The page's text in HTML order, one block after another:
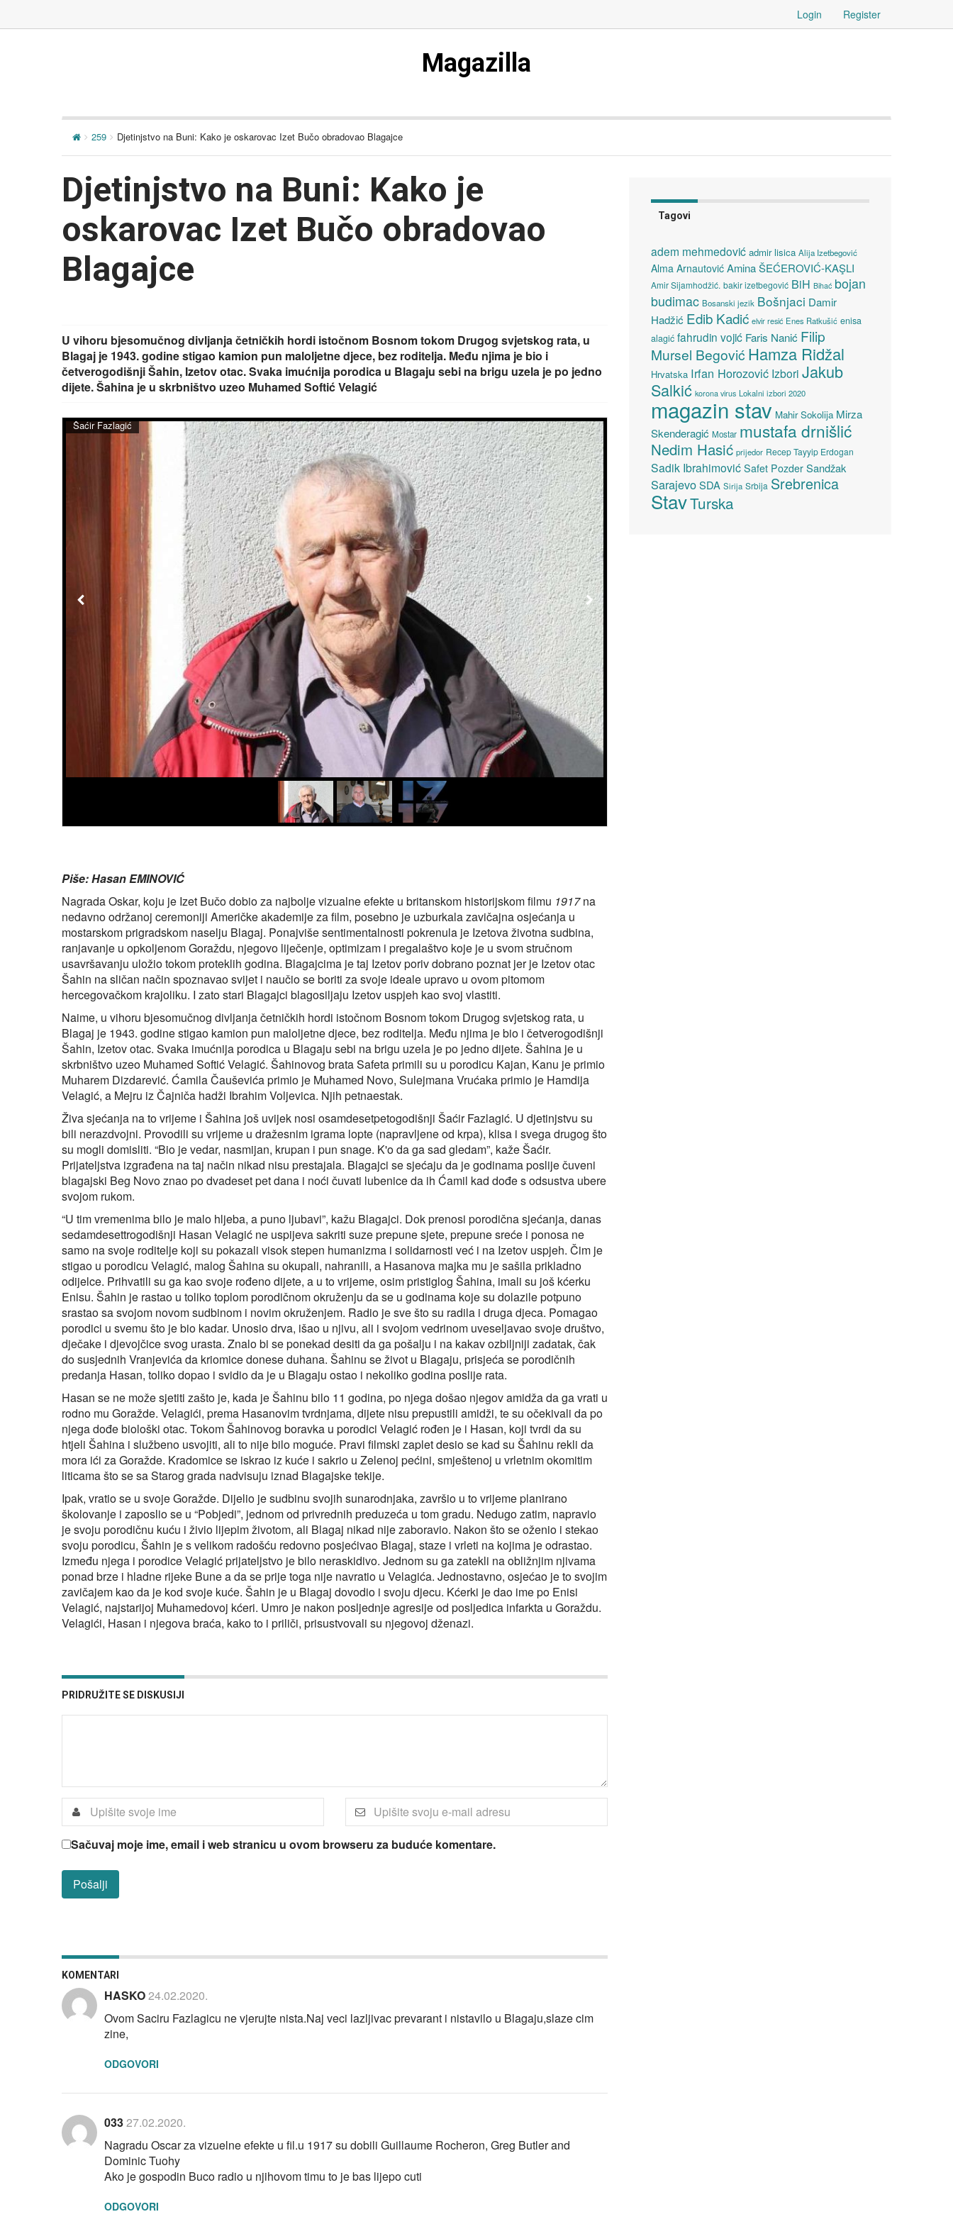
Login Register
Magazilla
259 Djetinjstvo na Buni: Kako je oskarovac Izet Bučo obradovao Blagajce
Djetinjstvo na Buni: Kako je
oskarovac Izet Bučo obradovao
Blagajce
U vihoru bjesomučnog divljanja četničkih hordi istočnom Bosnom tokom Drugog svjetskog rata, u
Blagaj je 1943. godine stigao kamion pun maloljetne djece, bez roditelja. Među njima je bio i
četverogodišnji Šahin, Izetov otac. Svaka imućnija porodica u Blagaju sebi na brigu uzela je po jedno
dijete. Šahina je u skrbništvo uzeo Muhamed Softić Velagić
Šaćir Fazlagić
Piše: Hasan EMINOVIĆ
Nagrada Oskar, koju je Izet Bučo dobio za najbolje vizualne efekte u britanskom historijskom filmu 1917na
nedavno održanoj ceremoniji Američke akademije za film, posebno je uzburkala zavičajna osjećanja u
mostarskom prigradskom naselju Blagaj. Ponajviše sentimentalnosti pokrenula je Izetova životna sudbina,
ranjavanje u opkoljenom Goraždu, njegovo liječenje, optimizam i pregalaštvo koje je u svom stručnom
usavršavanju uložio tokom proteklih godina. Blagajcima je taj Izetov poriv dobrano poznat jer je Izetov otac
Šahin na sličan način spoznavao svijet i naučio se boriti za svoje ideale upravo u ovom pitomom
hercegovačkom krajoliku. I zato stari Blagajci blagosiljaju Izetov uspjeh kao svoj vlastiti.
Naime, u vihoru bjesomučnog divljanja četničkih hordi istočnom Bosnom tokom Drugog svjetskog rata, u
Blagaj je 1943. godine stigao kamion pun maloljetne djece, bez roditelja. Među njima je bio i četverogodišnji
Šahin, Izetov otac. Svaka imućnija porodica u Blagaju sebi na brigu uzela je po jedno dijete. Šahina je u
skrbništvo uzeo Muhamed Softić Velagić. Šahinovog brata Safeta primili su u porodicu Kajan, Kanu je primio
Muharem Dizdarević. Ćamila Čauševića primio je Muhamed Novo, Sulejmana Vrućaka primio je Hamdija
Velagić, a Mejru iz Čajniča hadži Ibrahim Voljevica. Njih petnaestak.
Živa sjećanja na to vrijeme i Šahina još uvijek nosi osamdesetpetogodišnji Šaćir Fazlagić. U djetinjstvu su
bili nerazdvojni. Provodili su vrijeme u dražesnim igrama lopte (napravljene od krpa), klisa i svega drugog što
su mogli domisliti. “Bio je vedar, nasmijan, krupan i pun snage. K'o da ga sad gledam”, kaže Šaćir.
Prijateljstva izgrađena na taj način nikad nisu prestajala. Blagajci se sjećaju da je godinama poslije čuveni
blagajski Beg Novo znao po dvadeset pet dana i noći čuvati lubenice da ih Ćamil kad dođe s odsustva ubere
svojom rukom.
“U tim vremenima bilo je malo hljeba, a puno ljubavi”, kažu Blagajci. Dok prenosi porodična sjećanja, danas
sedamdesettrogodišnji Hasan Velagić ne uspijeva sakriti suze prepune sjete, prepune sreće i ponosa ne
samo na svoje roditelje koji su pokazali visok stepen humanizma i solidarnosti već i na Izetov uspjeh. Čim je
stigao u porodicu Velagić, malog Šahina su okupali, nahranili, a Hasanova majka mu je sašila prikladno
odijelce. Prihvatili su ga kao svoje rođeno dijete, a u to vrijeme, osim pristiglog Šahina, imali su još kćerku
Enisu. Šahin je rastao u toliko toplom porodičnom okruženju da se u godinama koje su dolazile potpuno
srastao sa svojom novom sudbinom i novim okruženjem. Radio je sve što su radila i druga djeca. Pomagao
porodici u svemu što je bio kadar. Unosio drva, išao u njivu, ali i svojom vedrinom uveseljavao svoje društvo,
dječake i djevojčice svog urasta. Znalo bi se ponekad desiti da ga pošalju i na kakav ozbiljniji zadatak, čak
do susjednih Vranjevića da kriomice donese duhana. Šahinu se život u Blagaju, prisjeća se porodičnih
predanja Hasan, toliko dopao i svidio da je u Blagaju ostao i nekoliko godina poslije rata.
Hasan se ne može sjetiti zašto je, kada je Šahinu bilo 11 godina, po njega došao njegov amidža da ga vrati u
rodno mu Goražde. Velagići, prema Hasanovim tvrdnjama, dijete nisu prepustili amidži, te su očekivali da po
njega dođe biološki otac. Tokom Šahinovog boravka u porodici Velagić rođen je i Hasan, koji tvrdi da su
htjeli Šahina i službeno usvojiti, ali to nije bilo moguće. Pravi filmski zaplet desio se kad su Šahinu rekli da
mora ići za Goražde. Kradomice se iskrao iz kuće i sakrio u Zelenoj pećini, smještenoj u vrletnim okomitim
liticama što se sa Starog grada nadvisuju iznad Blagajske tekije.
Ipak, vratio se u svoje Goražde. Dijelio je sudbinu svojih sunarodnjaka, završio u to vrijeme planirano
školovanje i zaposlio se u “Pobjedi”, jednom od privrednih preduzeća u tom gradu. Nedugo zatim, napravio
je svoju porodičnu kuću i živio lijepim životom, ali Blagaj nikad nije zaboravio. Nakon što se oženio i stekao
svoju porodicu, Šahin je s velikom radošću redovno posjećivao Blagaj, staze i vrleti na kojima je odrastao.
Između njega i porodice Velagić prijateljstvo je bilo neraskidivo. Jednom su ga zatekli na obližnjim njivama
ponad brze i hladne rijeke Bune a da se prije toga nije navratio u Velagića. Jednostavno, osjećao je to svojim
zavičajem kao da je kod svoje kuće. Šahin je u Blagaj dovodio i svoju djecu. Kćerki je dao ime po Enisi
Velagić, najstarijoj Muhamedovoj kćeri. Umro je nakon posljednje agresije od posljedica infarkta u Goraždu.
Velagići, Hasan i njegova braća, kako to i priliči, prisustvovali su njegovoj dženazi.
PRIDRUŽITE SE DISKUSIJI
Sačuvaj moje ime, email i web stranicu u ovom browseru za buduće komentare.
KOMENTARI
HASKO24.02.2020.
Ovom Saciru Fazlagicu ne vjerujte nista.Naj veci lazljivac prevarant i nistavilo u Blagaju,slaze cim
zine,
ODGOVORI
03327.02.2020.
Nagradu Oscar za vizuelne efekte u fil.u 1917 su dobili Guillaume Rocheron, Greg Butler and
Dominic Tuohy
Ako je gospodin Buco radio u njihovom timu to je bas lijepo cuti
ODGOVORI
Tagovi
adem mehmedović admir lisica Alija Izetbegović
Alma Arnautović Amina ŠEĆEROVIĆ-KAŞLI
Amir Sijamhodžić. bakir izetbegović BiH Bihać bojan
budimac Bosanski jezik Bošnjaci Damir
Hadžić Edib Kadić elvir resić Enes Ratkušić enisa
alagić fahrudin vojić Faris Nanić Filip
Mursel Begović Hamza Ridžal
Hrvatska Irfan Horozović Izbori Jakub
Salkić korona virus Lokalni izbori 2020
magazin stav Mahir Sokolija Mirza
Skenderagić Mostar mustafa drnišlić
Nedim Hasić prijedor Recep Tayyip Erdogan
Sadik Ibrahimović Safet Pozder Sandžak
SarajevoSDA Sirija Srbija Srebrenica
StavTurska